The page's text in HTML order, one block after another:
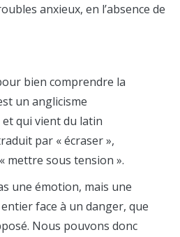
anxieux, en l’absence de
bien comprendre la
un anglicisme
qui vient du latin
par « écraser »,
mettre sous tension ».
une émotion, mais une
face à un danger, que
Nous pouvons donc